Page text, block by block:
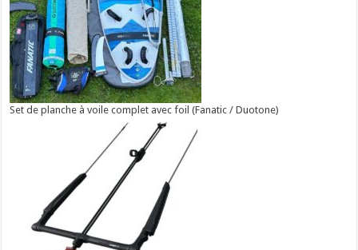
Set de planche à voile complet avec foil (Fanatic / Duotone)